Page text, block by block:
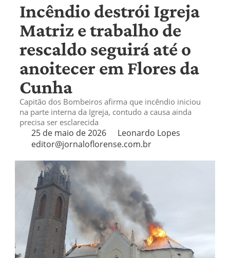
Incêndio destrói Igreja
Matriz e trabalho de
rescaldo seguirá até o
anoitecer em Flores da
Cunha
Capitão dos Bombeiros afirma que incêndio iniciou
na parte interna da Igreja, contudo a causa ainda
precisa ser esclarecida
25 de maio de 2026
Leonardo Lopes
editor@jornaloflorense.com.br